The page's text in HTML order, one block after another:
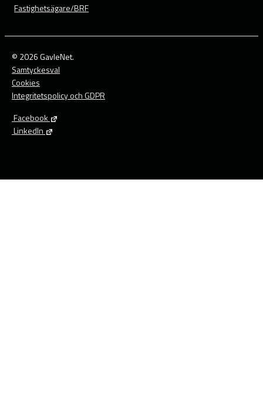
Fastighetsägare/BRF
© 2026 GavleNet.
Samtyckesval
Cookies
Integritetspolicy och GDPR
Facebook
LinkedIn